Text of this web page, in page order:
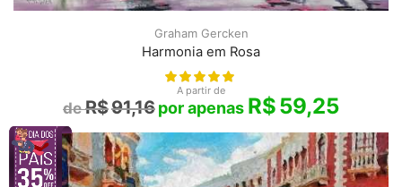
Graham Gercken
Harmonia em Rosa
A partir de
R$91,16 R$59,25